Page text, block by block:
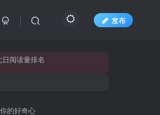
发布
日阅读量排名
的好奇心